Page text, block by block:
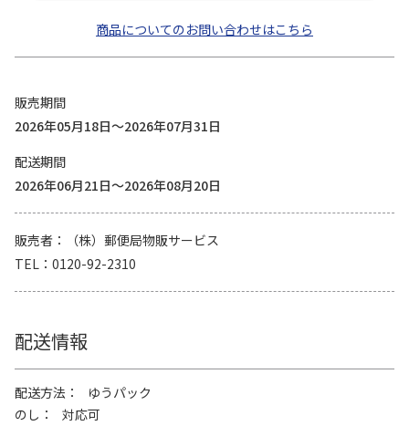
商品についてのお問い合わせはこちら
販売期間
2026年05月18日～2026年07月31日
配送期間
2026年06月21日～2026年08月20日
販売者
（株）郵便局物販サービス
TEL
0120-92-2310
配送情報
配送方法
ゆうパック
のし
対応可